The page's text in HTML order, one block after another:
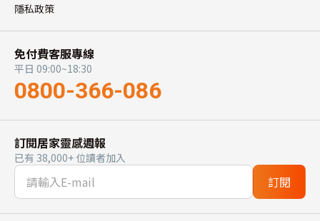
隱私政策
免付費客服專線
平日 09:00~18:30
0800-366-086
訂閱居家靈感週報
已有 38,000+ 位讀者加入
訂閱